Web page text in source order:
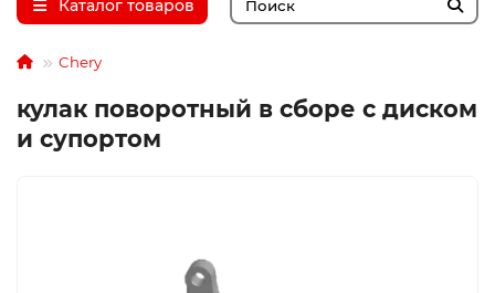
Каталог товаров
Chery
кулак поворотный в сборе с диском
и супортом